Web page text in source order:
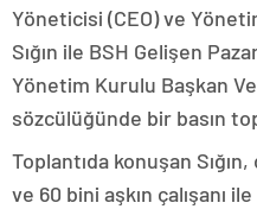
Yöneticisi (CEO) ve
Sığın ile BSH Gelişen
Yönetim Kurulu Başkan
sözcülüğünde bir basın
Toplantıda konuşan
ve 60 bini aşkın çalışanı